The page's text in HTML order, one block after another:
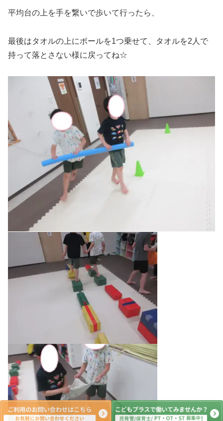
平均台の上を手を繋いで歩いて行ったら、
最後はタオルの上にボールを1つ乗せて、タオルを2人で
持って落とさない様に戻ってね☆